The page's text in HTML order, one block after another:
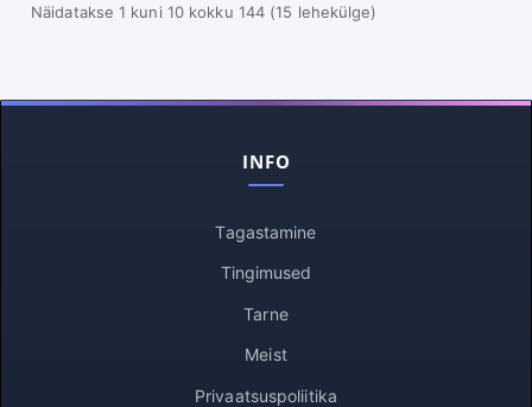
Näidatakse 1 kuni 10 kokku 144 (15 lehekülge)
INFO
Tagastamine
Tingimused
Tarne
Meist
Privaatsuspoliitika